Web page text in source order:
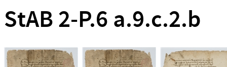
StAB 2-P.6 a.9.c.2.b